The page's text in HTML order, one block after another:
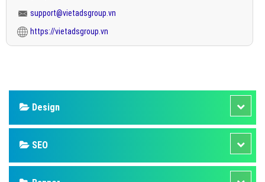
support@vietadsgroup.vn
https://vietadsgroup.vn